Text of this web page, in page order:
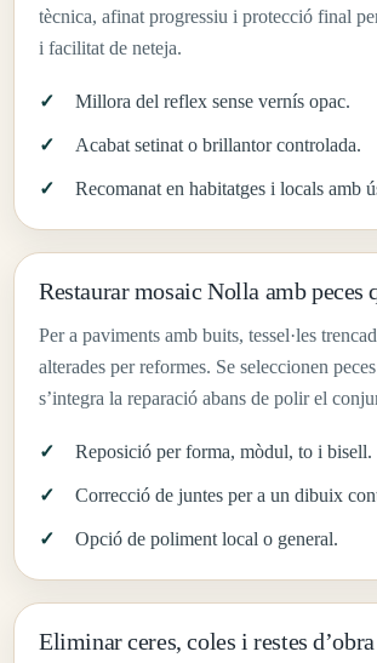
tècnica, afinat progressiu i protecció final
i facilitat de neteja.
Millora del reflex sense vernís opac.
Acabat setinat o brillantor controlada.
Recomanat en habitatges i locals amb
Restaurar mosaic Nolla amb peces
Per a paviments amb buits, tessel·les
alterades per reformes. Se seleccionen
s’integra la reparació abans de polir el
Reposició per forma, mòdul, to i bisell.
Correcció de juntes per a un dibuix
Opció de poliment local o general.
Eliminar ceres, coles i restes d’obra